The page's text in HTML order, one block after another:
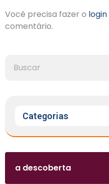
Você precisa fazer o login
comentário.
Categorias
a descoberta